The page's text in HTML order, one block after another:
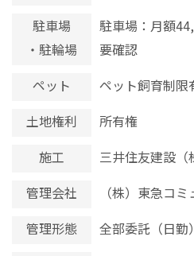
駐車場
・駐輪場
駐車場：月額
要確認
ペット
ペット飼育制限
土地権利
所有権
施工
三井住友建設（
管理会社
（株）東急コ
管理形態
全部委託（日勤）